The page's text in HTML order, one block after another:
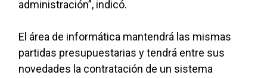
administración”, indicó.
El área de informática mantendrá las mismas
partidas presupuestarias y tendrá entre sus
novedades la contratación de un sistema